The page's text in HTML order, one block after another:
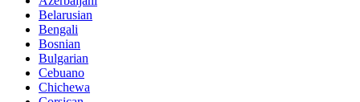
Belarusian
Bengali
Bosnian
Bulgarian
Cebuano
Chichewa